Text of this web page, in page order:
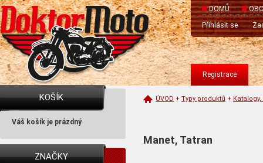
DOMŮ
Přihlásit se
Registrace
KOŠÍK
Váš košík je prázdný
ZNAČKY
ÚVOD + Typy produktů +
Manet, Tatran